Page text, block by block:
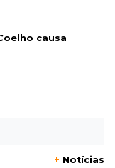
causa
+ Notícias